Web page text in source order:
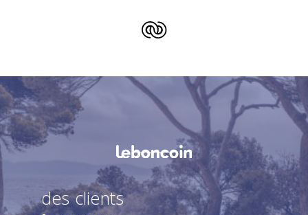
des clients